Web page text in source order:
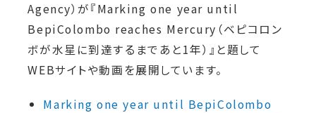
Agency）が『Marking one year until
BepiColombo reaches Mercury（ベピコロン
ボが水星に到達するまであと1年）』と題して
WEBサイトや動画を展開しています。
Marking one year until BepiColombo